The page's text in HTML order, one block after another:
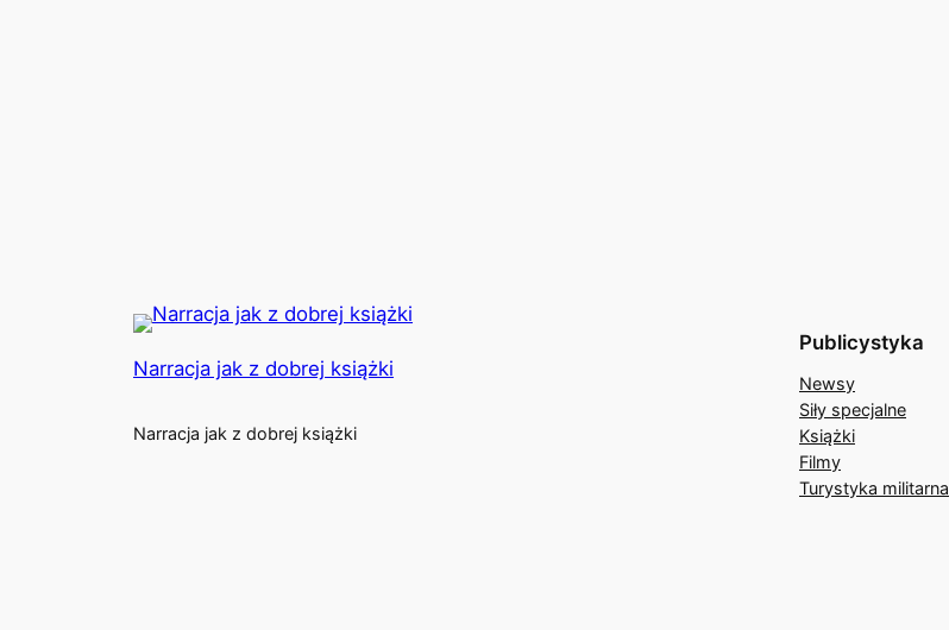
Narracja jak z dobrej książki
Narracja jak z dobrej książki
Publicystyka
Newsy
Siły specjalne
Książki
Filmy
Turystyka militarna